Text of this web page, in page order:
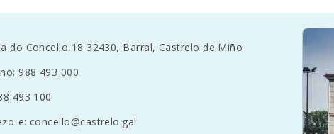
do Concello,18 32430, Barral, Castrelo de Miño
988 493 000
493 100
e: concello@castrelo.gal